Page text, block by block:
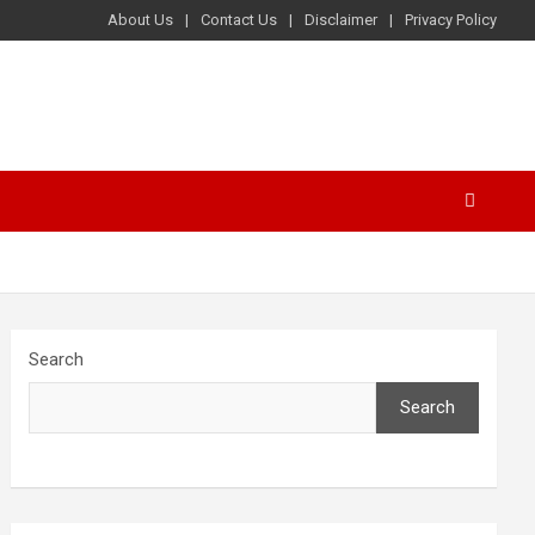
About Us Contact Us Disclaimer Privacy Policy
Search
Search